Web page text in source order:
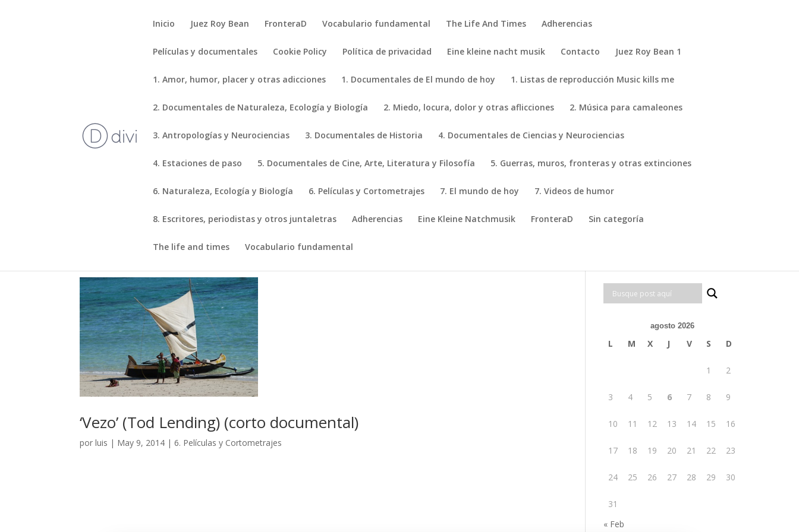
Inicio Juez Roy Bean FronteraD Vocabulario fundamental The Life And Times Adherencias
Películas y documentales Cookie Policy Política de privacidad Eine kleine nacht musik Contacto Juez Roy Bean 1
1. Amor, humor, placer y otras adicciones 1. Documentales de El mundo de hoy 1. Listas de reproducción Music kills me
2. Documentales de Naturaleza, Ecología y Biología 2. Miedo, locura, dolor y otras aflicciones 2. Música para camaleones
3. Antropologías y Neurociencias 3. Documentales de Historia 4. Documentales de Ciencias y Neurociencias
4. Estaciones de paso 5. Documentales de Cine, Arte, Literatura y Filosofía 5. Guerras, muros, fronteras y otras extinciones
6. Naturaleza, Ecología y Biología 6. Películas y Cortometrajes 7. El mundo de hoy 7. Videos de humor
8. Escritores, periodistas y otros juntaletras Adherencias Eine Kleine Natchmusik FronteraD Sin categoría
The life and times Vocabulario fundamental
‘Vezo’ (Tod Lending) (corto documental)
porluis | May 9, 2014 |6. Películas y Cortometrajes
agosto 2026
L M X J V S D
1 2
3 4 5 6 7 8 9
10 11 12 13 14 15 16
17 18 19 20 21 22 23
24 25 26 27 28 29 30
31
« Feb